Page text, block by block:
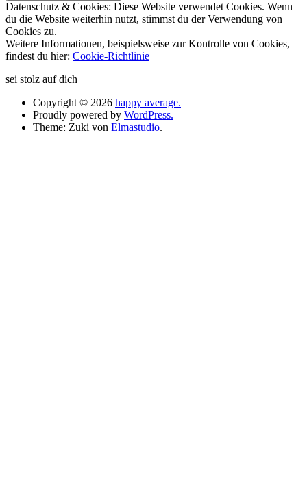
Datenschutz & Cookies: Diese Website verwendet Cookies. Wenn
du die Website weiterhin nutzt, stimmst du der Verwendung von
Cookies zu.
Weitere Informationen, beispielsweise zur Kontrolle von Cookies,
findest du hier: Cookie-Richtlinie
sei stolz auf dich
Copyright © 2026 happy average.
Proudly powered by WordPress.
Theme: Zuki von Elmastudio.